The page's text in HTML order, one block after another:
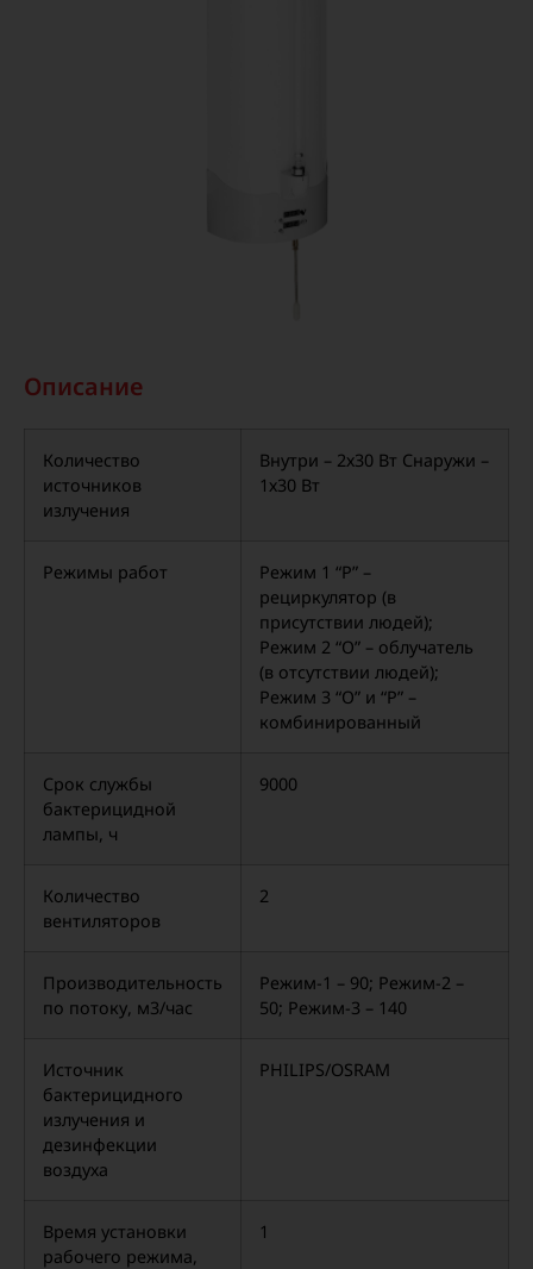
Описание
Количество
источников
излучения
Внутри – 2х30 Вт Снаружи –
1х30 Вт
Режимы работ
Режим 1 “Р” –
рециркулятор (в
присутствии людей);
Режим 2 “О” – облучатель
(в отсутствии людей);
Режим 3 “О” и “Р” –
комбинированный
Срок службы
бактерицидной
лампы, ч
9000
Количество
вентиляторов
2
Производительность
по потоку, м3/час
Режим-1 – 90; Режим-2 –
50; Режим-3 – 140
Источник
бактерицидного
излучения и
дезинфекции
воздуха
PHILIPS/OSRAM
Время установки
рабочего режима,
1